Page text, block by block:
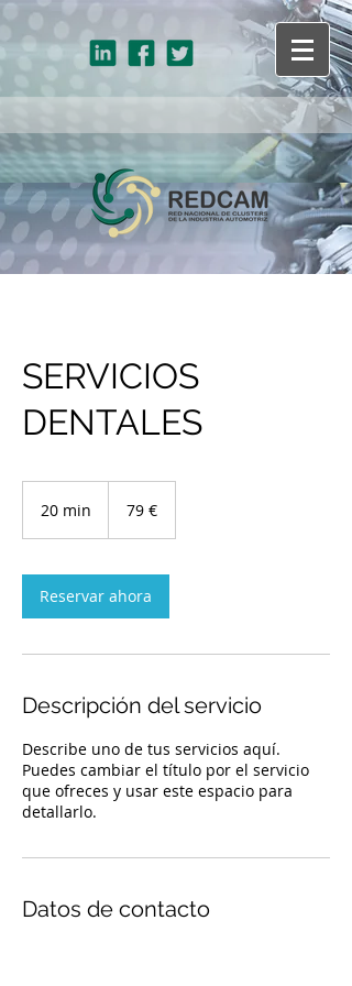
SERVICIOS
DENTALES
20 min
m
i
n
79 €
Reservar ahora
Descripción del servicio
Describe uno de tus servicios aquí.
Puedes cambiar el título por el servicio
que ofreces y usar este espacio para
detallarlo.
Datos de contacto